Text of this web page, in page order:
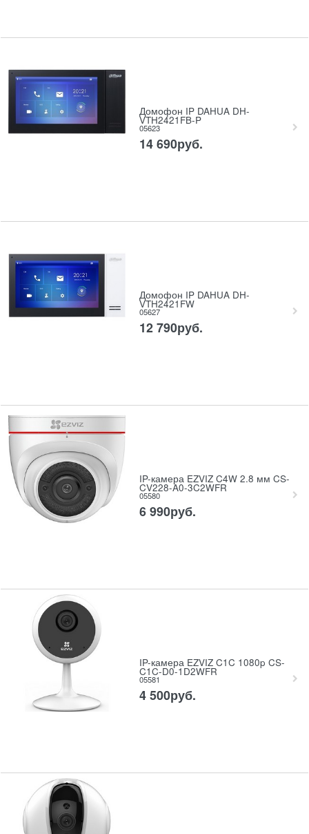
Домофон IP DAHUA DH-
VTH2421FB-P
05623
14 690руб.
Домофон IP DAHUA DH-
VTH2421FW
05627
12 790руб.
IP-камера EZVIZ C4W 2.8 мм CS-
CV228-A0-3C2WFR
05580
6 990руб.
IP-камера EZVIZ C1C 1080p CS-
C1C-D0-1D2WFR
05581
4 500руб.